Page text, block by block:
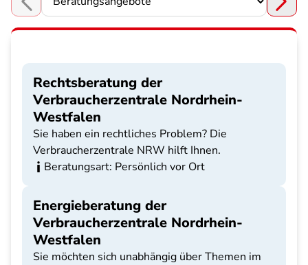
Choose a section
Rechtsberatung der
Verbraucherzentrale Nordrhein-
Westfalen
Sie haben ein rechtliches Problem? Die
Verbraucherzentrale NRW hilft Ihnen.
Beratungsart: Persönlich vor Ort
Energieberatung der
Verbraucherzentrale Nordrhein-
Westfalen
Sie möchten sich unabhängig über Themen im